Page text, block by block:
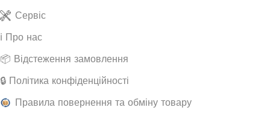
Сервіс
ℹ️ Про нас
📦 Відстеження замовлення
🔒 Політика конфіденційності
Правила повернення та обміну товару